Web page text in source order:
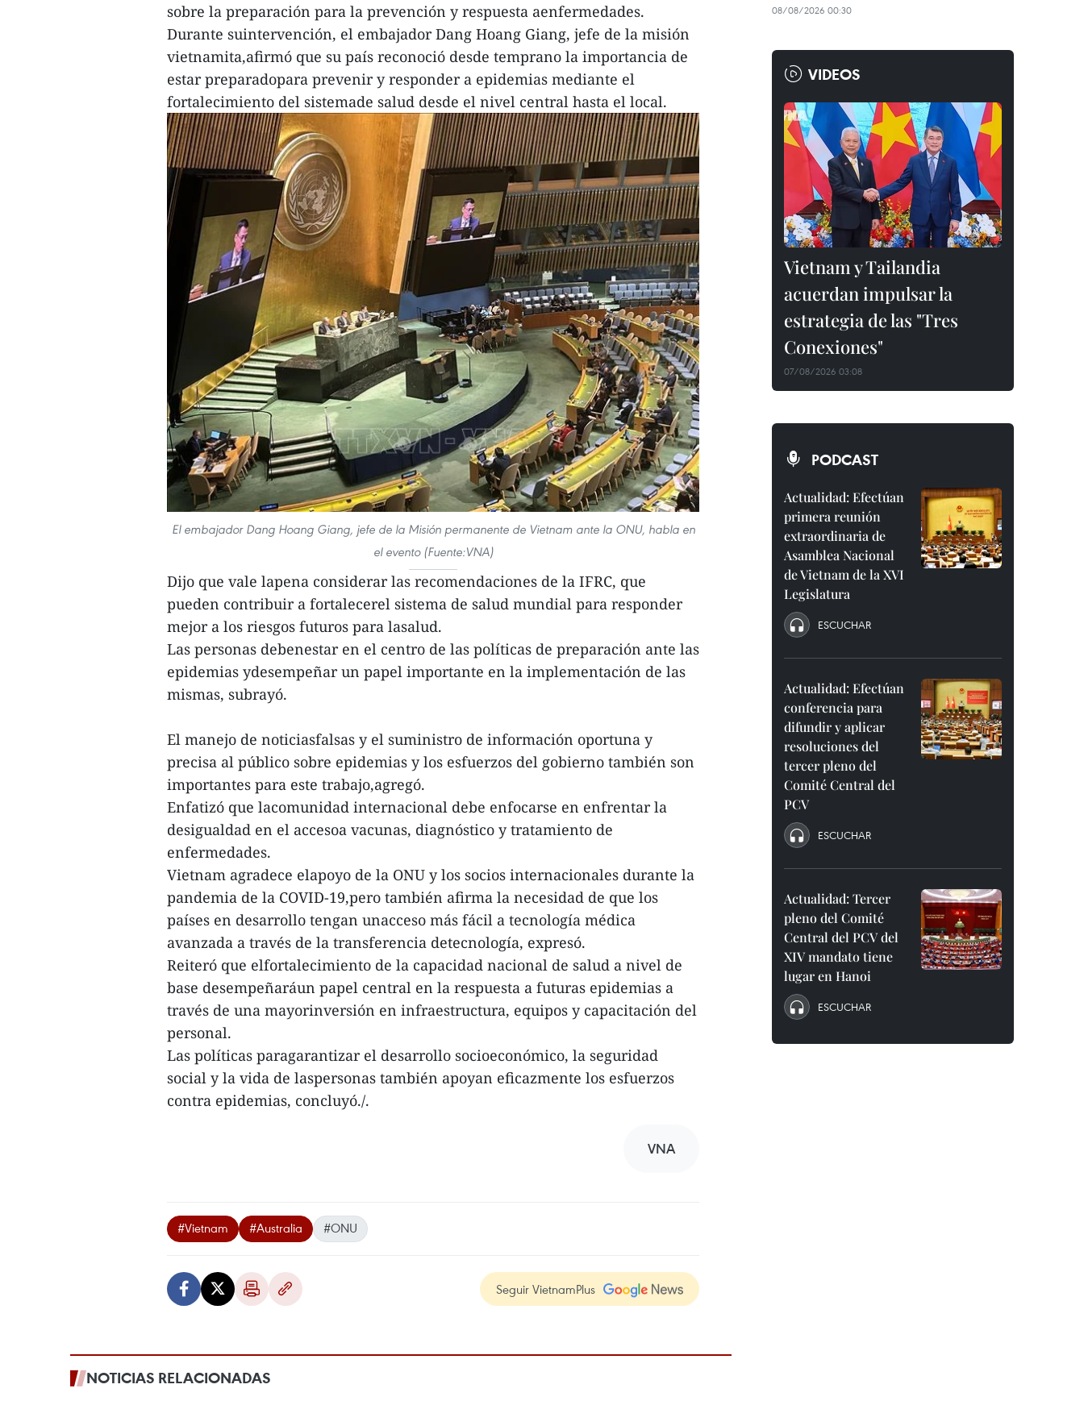
sobre la preparación para la prevención y respuesta aenfermedades.
Durante suintervención, el embajador Dang Hoang Giang, jefe de la misión
vietnamita,afirmó que su país reconoció desde temprano la importancia de
estar preparadopara prevenir y responder a epidemias mediante el
fortalecimiento del sistemade salud desde el nivel central hasta el local.
El embajador Dang Hoang Giang, jefe de la Misión permanente de Vietnam ante la ONU, habla en
el evento (Fuente:VNA)
Dijo que vale lapena considerar las recomendaciones de la IFRC, que
pueden contribuir a fortalecerel sistema de salud mundial para responder
mejor a los riesgos futuros para lasalud.
Las personas debenestar en el centro de las políticas de preparación ante las
epidemias ydesempeñar un papel importante en la implementación de las
mismas, subrayó.
El manejo de noticiasfalsas y el suministro de información oportuna y
precisa al público sobre epidemias y los esfuerzos del gobierno también son
importantes para este trabajo,agregó.
Enfatizó que lacomunidad internacional debe enfocarse en enfrentar la
desigualdad en el accesoa vacunas, diagnóstico y tratamiento de
enfermedades.
Vietnam agradece elapoyo de la ONU y los socios internacionales durante la
pandemia de la COVID-19,pero también afirma la necesidad de que los
países en desarrollo tengan unacceso más fácil a tecnología médica
avanzada a través de la transferencia detecnología, expresó.
Reiteró que elfortalecimiento de la capacidad nacional de salud a nivel de
base desempeñaráun papel central en la respuesta a futuras epidemias a
través de una mayorinversión en infraestructura, equipos y capacitación del
personal.
Las políticas paragarantizar el desarrollo socioeconómico, la seguridad
social y la vida de laspersonas también apoyan eficazmente los esfuerzos
contra epidemias, concluyó./.
VNA
#Vietnam #Australia #ONU
Seguir VietnamPlus
NOTICIAS RELACIONADAS
08/08/2026 00:30
VIDEOS
Vietnam y Tailandia
acuerdan impulsar la
estrategia de las "Tres
Conexiones"
07/08/2026 03:08
PODCAST
Actualidad: Efectúan
primera reunión
extraordinaria de
Asamblea Nacional
de Vietnam de la XVI
Legislatura
ESCUCHAR
Actualidad: Efectúan
conferencia para
difundir y aplicar
resoluciones del
tercer pleno del
Comité Central del
PCV
ESCUCHAR
Actualidad: Tercer
pleno del Comité
Central del PCV del
XIV mandato tiene
lugar en Hanoi
ESCUCHAR